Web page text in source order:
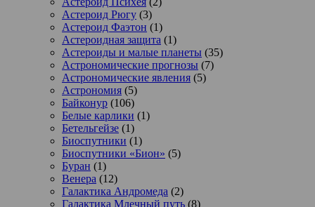
Астероид Рюгу (3)
Астероид Фаэтон (1)
Астероидная защита (1)
Астероиды и малые планеты (35)
Астрономические прогнозы (7)
Астрономические явления (5)
Астрономия (5)
Байконур (106)
Белые карлики (1)
Бетельгейзе (1)
Биоспутники (1)
Биоспутники «Бион» (5)
Буран (1)
Венера (12)
Галактика Андромеда (2)
Галактика Млечный путь (8)